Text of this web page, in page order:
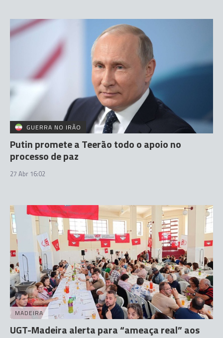
GUERRA NO IRÃO
Putin promete a Teerão todo o apoio no
processo de paz
27 Abr 16:02
MADEIRA
UGT-Madeira alerta para “ameaça real” aos